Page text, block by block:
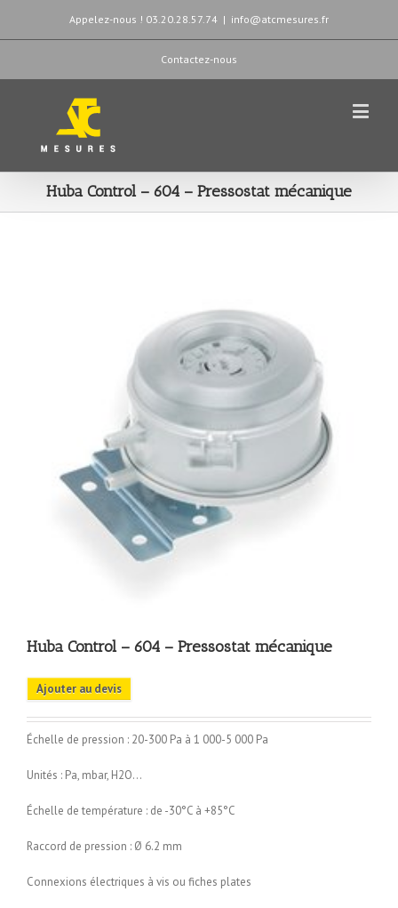
Appelez-nous ! 03.20.28.57.74 | info@atcmesures.fr
Contactez-nous
Huba Control – 604 – Pressostat mécanique
Huba Control – 604 – Pressostat mécanique
Ajouter au devis
Échelle de pression : 20-300 Pa à 1 000-5 000 Pa
Unités : Pa, mbar, H2O…
Échelle de température : de -30°C à +85°C
Raccord de pression : Ø 6.2 mm
Connexions électriques à vis ou fiches plates